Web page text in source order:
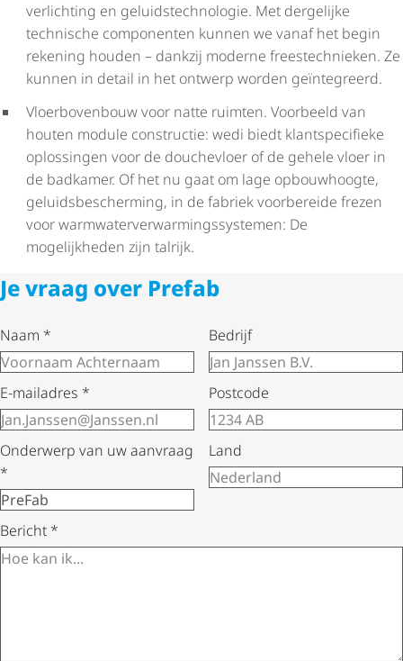
verlichting en geluids­tech­no­logie. Met dergelijke
technische componenten kunnen we vanaf het begin
rekening houden – dankzij moderne frees­tech­nieken. Ze
kunnen in detail in het ontwerp worden geïntegreerd.
Vloerbovenbouw voor natte ruimten. Voorbeeld van
houten module constructie: wedi biedt klant­spe­ci­fieke
oplossingen voor de douchevloer of de gehele vloer in
de badkamer. Of het nu gaat om lage opbouwhoogte,
geluids­be­scher­ming, in de fabriek voorbereide frezen
voor warm­wa­ter­ver­war­mings­sys­temen: De
mogelijkheden zijn talrijk.
Je vraag over Prefab
Naam * Bedrijf
E-mailadres * Postcode
Onderwerp van uw aanvraag
*
Land
Bericht *